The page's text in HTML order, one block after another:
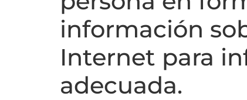
información
Internet para
adecuada.